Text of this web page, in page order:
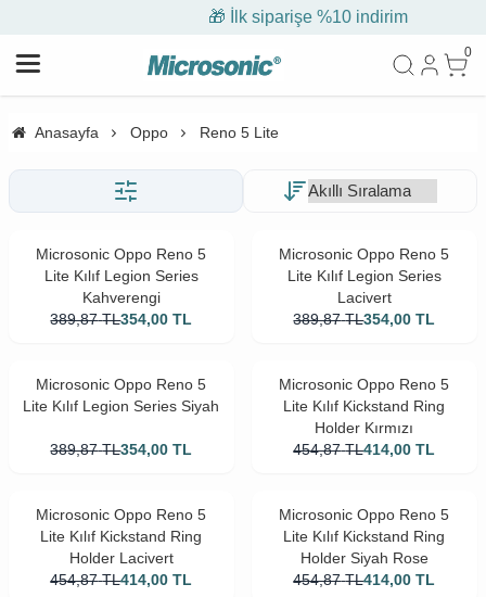
🎁 İlk siparişe %10 indirim
0
Anasayfa Oppo Reno 5 Lite
Microsonic Oppo Reno 5
Lite Kılıf Legion Series
Kahverengi
389,87 TL354,00 TL
Microsonic Oppo Reno 5
Lite Kılıf Legion Series
Lacivert
389,87 TL354,00 TL
Microsonic Oppo Reno 5
Lite Kılıf Legion Series Siyah
389,87 TL354,00 TL
Microsonic Oppo Reno 5
Lite Kılıf Kickstand Ring
Holder Kırmızı
454,87 TL414,00 TL
Microsonic Oppo Reno 5
Lite Kılıf Kickstand Ring
Holder Lacivert
454,87 TL414,00 TL
Microsonic Oppo Reno 5
Lite Kılıf Kickstand Ring
Holder Siyah Rose
454,87 TL414,00 TL